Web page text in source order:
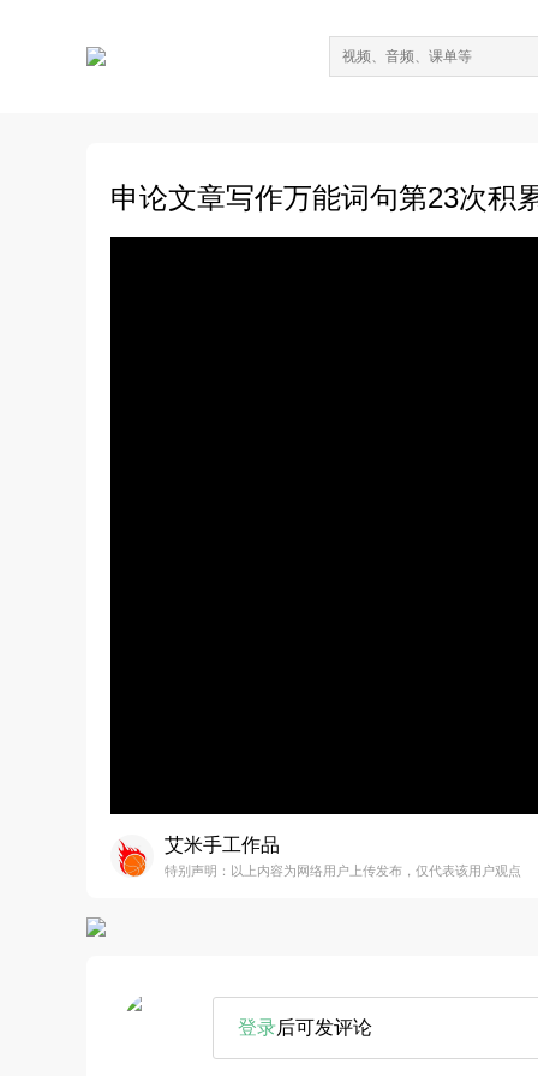
申论文章写作万能词句第23次积
艾米手工作品
特别声明：以上内容为网络用户上传发布，仅代表该用户观点
登录后可发评论